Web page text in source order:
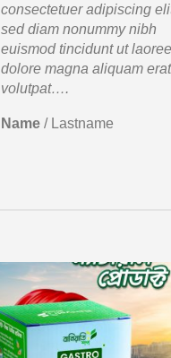
consectetuer adipiscing
sed diam nonummy nibh
euismod tincidunt ut
dolore magna aliquam erat
volutpat….
Name / Lastname